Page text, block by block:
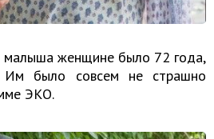
женщине было 72 года,
было совсем не страшно
ЭКО.